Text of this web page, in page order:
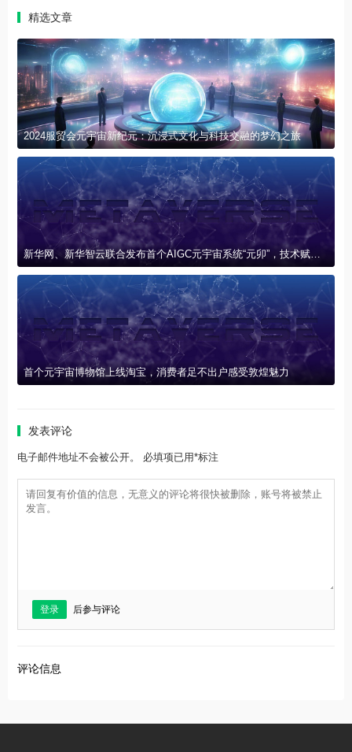
精选文章
2024服贸会元宇宙新纪元：沉浸式文化与科技交融的梦幻之旅
首个元宇宙博物馆上线淘宝，消费者足不出户感受敦煌魅力
发表评论
电子邮件地址不会被公开。 必填项已用*标注
登录 后参与评论
评论信息